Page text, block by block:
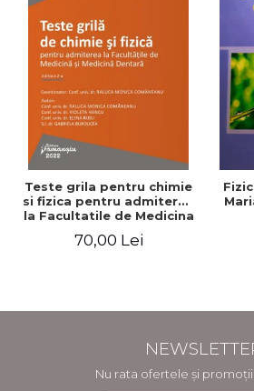
Teste grila pentru chimie
si fizica pentru admiterea
la Facultatile de Medicina
Editia a II-a - Raluca
70,00 Lei
Nu rata ofertele și